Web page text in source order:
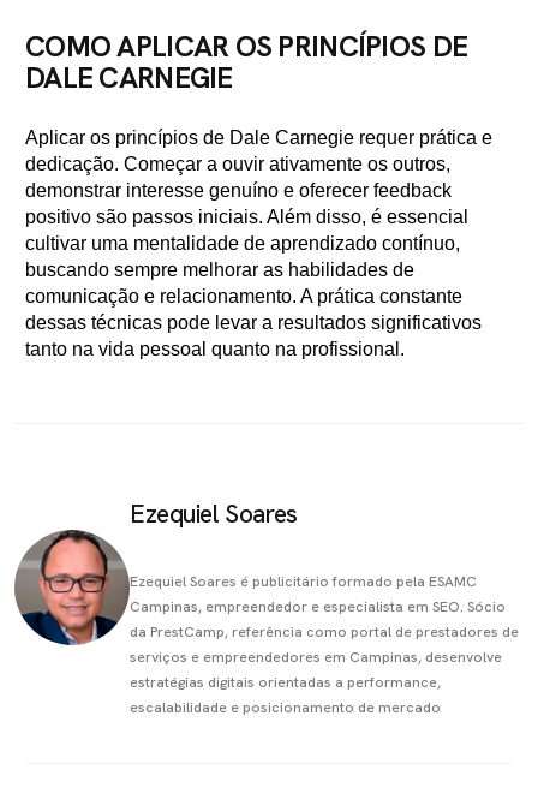
COMO APLICAR OS PRINCÍPIOS DE
DALE CARNEGIE
Aplicar os princípios de Dale Carnegie requer prática e
dedicação. Começar a ouvir ativamente os outros,
demonstrar interesse genuíno e oferecer feedback
positivo são passos iniciais. Além disso, é essencial
cultivar uma mentalidade de aprendizado contínuo,
buscando sempre melhorar as habilidades de
comunicação e relacionamento. A prática constante
dessas técnicas pode levar a resultados significativos
tanto na vida pessoal quanto na profissional.
Ezequiel Soares
Ezequiel Soares é publicitário formado pela ESAMC
Campinas, empreendedor e especialista em SEO. Sócio
da PrestCamp, referência como portal de prestadores de
serviços e empreendedores em Campinas, desenvolve
estratégias digitais orientadas a performance,
escalabilidade e posicionamento de mercado